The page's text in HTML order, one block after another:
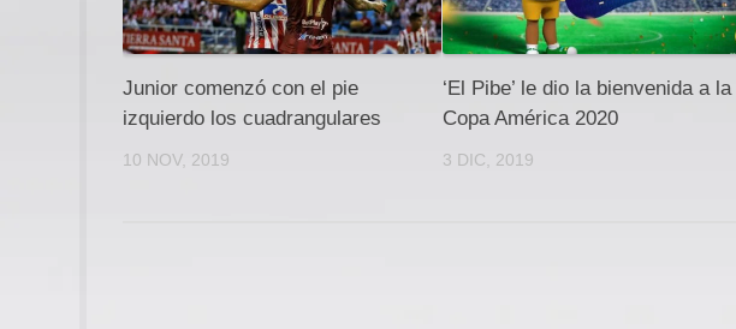
Junior comenzó con el pie
izquierdo los cuadrangulares
10 NOV, 2019
‘El Pibe’ le dio la bienvenida a la
Copa América 2020
3 DIC, 2019